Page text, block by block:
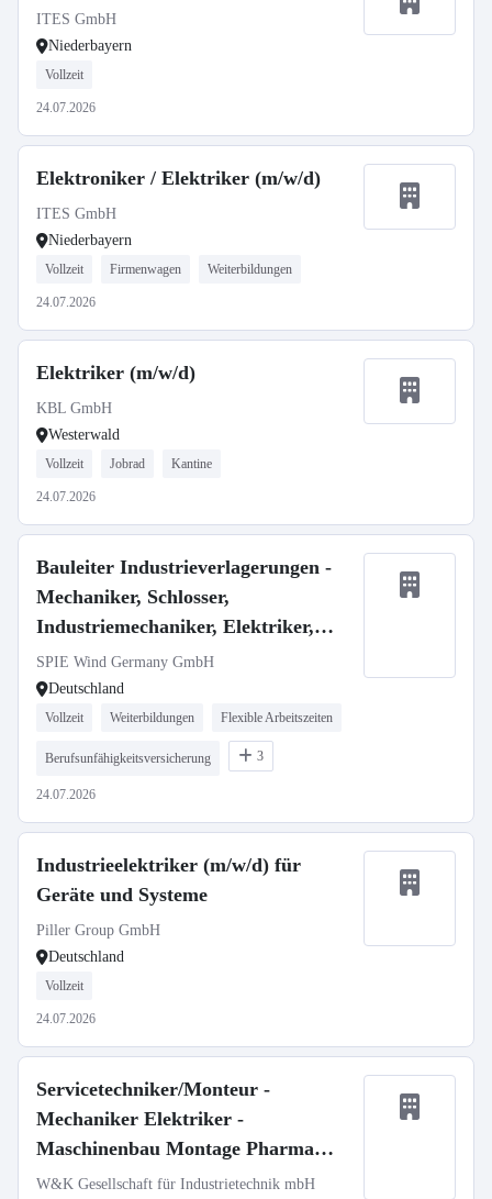
ITES GmbH
Niederbayern
Vollzeit
24.07.2026
Elektroniker / Elektriker (m/w/d)
ITES GmbH
Niederbayern
Vollzeit Firmenwagen Weiterbildungen
24.07.2026
Elektriker (m/w/d)
KBL GmbH
Westerwald
Vollzeit Jobrad Kantine
24.07.2026
Bauleiter Industrieverlagerungen -
Mechaniker, Schlosser,
Industriemechaniker, Elektriker,
Techniker m/w/d
SPIE Wind Germany GmbH
Deutschland
Vollzeit Weiterbildungen Flexible Arbeitszeiten
Berufsunfähigkeitsversicherung 3
24.07.2026
Industrieelektriker (m/w/d) für
Geräte und Systeme
Piller Group GmbH
Deutschland
Vollzeit
24.07.2026
Servicetechniker/Monteur -
Mechaniker Elektriker -
Maschinenbau Montage Pharma
Medizintechnik (m/w/d)
W&K Gesellschaft für Industrietechnik mbH